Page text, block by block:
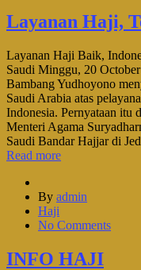
Layanan Haji,
Layanan Haji Baik,
Saudi Minggu, 20
Bambang Yudhoyono
Saudi Arabia atas
Indonesia. Pernyataan itu
Menteri Agama
Saudi Bandar Hajjar di
Read more
By admin
Haji
No Comments
INFO HAJI